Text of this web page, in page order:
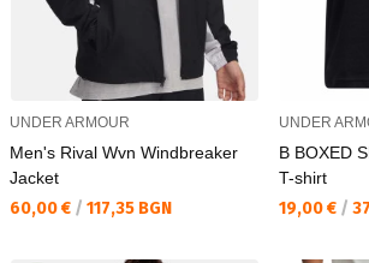
UNDER ARMOUR
Men's Rival Wvn Windbreaker
Jacket
Текуща цена:
60,00 € / 117,35 BGN
UNDER
B BOXED
T-shirt
Текуща
19,00 € /